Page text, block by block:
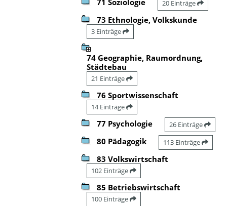
20 Einträge
73 Ethnologie, Volkskunde
3 Einträge
74 Geographie, Raumordnung,
Städtebau
21 Einträge
76 Sportwissenschaft
14 Einträge
77 Psychologie 26 Einträge
80 Pädagogik 113 Einträge
83 Volkswirtschaft
102 Einträge
85 Betriebswirtschaft
100 Einträge